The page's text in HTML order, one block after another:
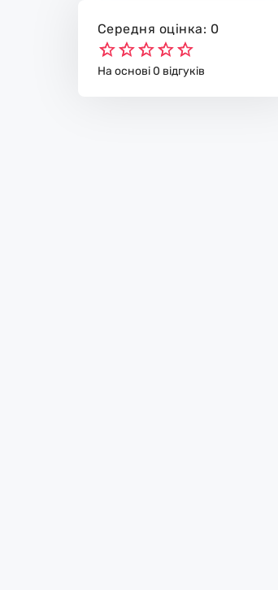
Середня оцінка: 0
На основі 0 відгуків